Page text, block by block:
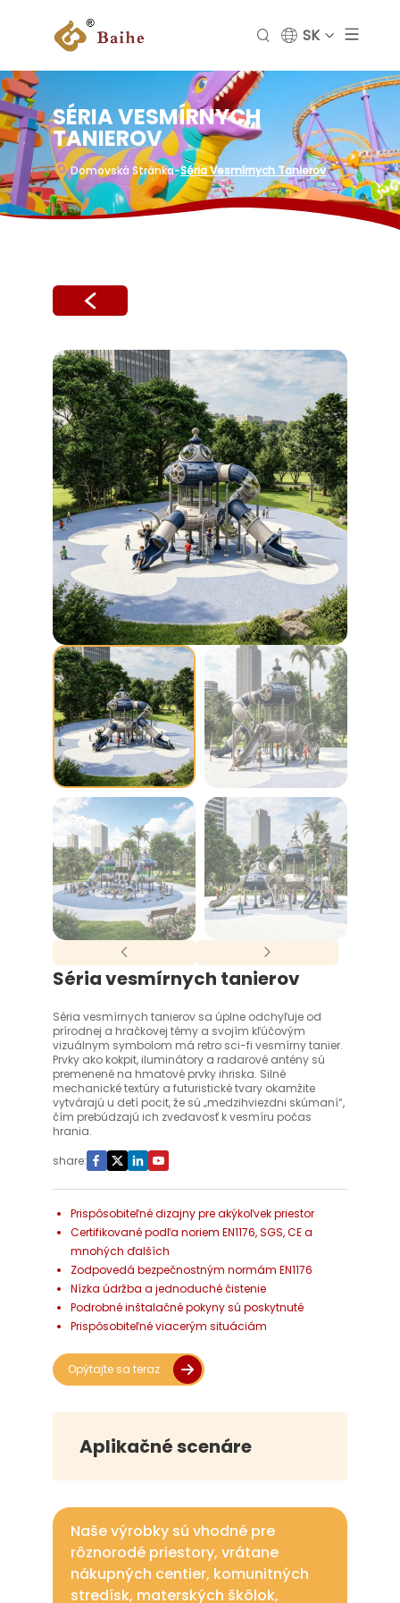
SK
SÉRIA VESMÍRNYCH
TANIEROV
Domovská Stránka-Séria Vesmírnych Tanierov
Séria vesmírnych tanierov
Séria vesmírnych tanierov sa úplne odchyľuje od
prírodnej a hračkovej témy a svojím kľúčovým
vizuálnym symbolom má retro sci-fi vesmírny tanier.
Prvky ako kokpit, iluminátory a radarové antény sú
premenené na hmatové prvky ihriska. Silné
mechanické textúry a futuristické tvary okamžite
vytvárajú u detí pocit, že sú „medzihviezdni skúmaní“,
čím prebúdzajú ich zvedavosť k vesmíru počas
hrania.
share:
Prispôsobiteľné dizajny pre akýkoľvek priestor
Certifikované podľa noriem EN1176, SGS, CE a
mnohých ďalších
Zodpovedá bezpečnostným normám EN1176
Nízka údržba a jednoduché čistenie
Podrobné inštalačné pokyny sú poskytnuté
Prispôsobiteľné viacerým situáciám
Opýtajte sa teraz
Aplikačné scenáre
Naše výrobky sú vhodné pre
rôznorodé priestory, vrátane
nákupných centier, komunitných
stredísk, materských škôlok,